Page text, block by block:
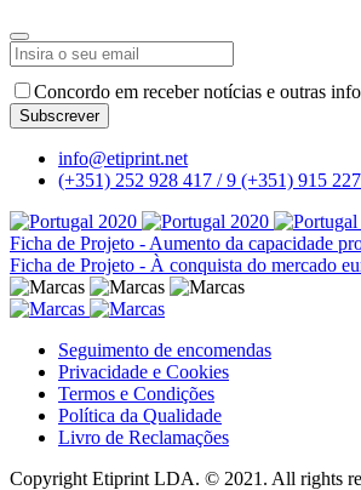
Address*
Concordo em receber notícias e outras
Subscrever
info@etiprint.net
(+351) 252 928 417 / 9 (+351) 915
Ficha de Projeto - Aumento da capacidade
Ficha de Projeto - À conquista do mercado
Seguimento de encomendas
Privacidade e Cookies
Termos e Condições
Política da Qualidade
Livro de Reclamações
Copyright Etiprint LDA. © 2021. All rights